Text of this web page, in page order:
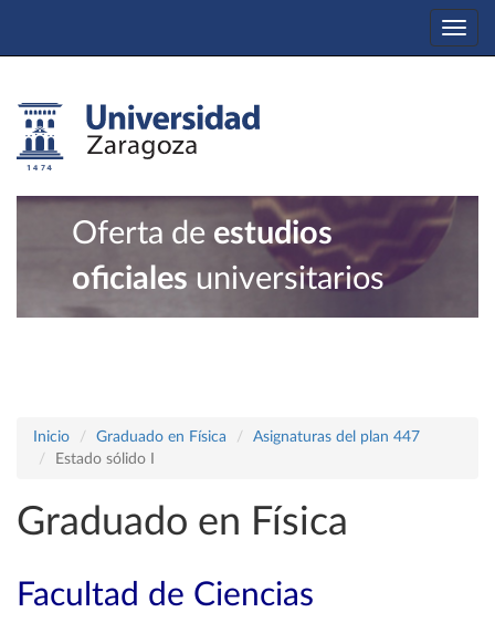
Oferta de estudios
oficiales universitarios
Inicio Graduado en Física
Asignaturas del plan 447
Estado sólido I
Graduado en Física
Facultad de Ciencias